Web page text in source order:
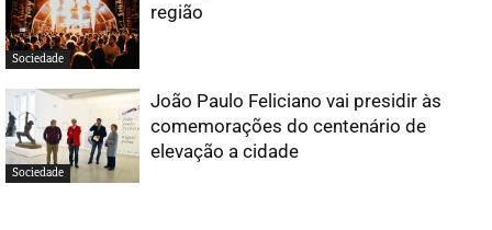
Sociedade
região
Sociedade
João Paulo Feliciano vai presidir às
comemorações do centenário de
elevação a cidade